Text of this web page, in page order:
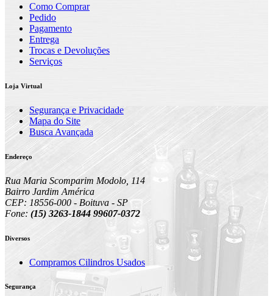
Como Comprar
Pedido
Pagamento
Entrega
Trocas e Devoluções
Serviços
Loja Virtual
Segurança e Privacidade
Mapa do Site
Busca Avançada
Endereço
Rua Maria Scomparim Modolo, 114
Bairro Jardim América
CEP: 18556-000 - Boituva - SP
Fone: (15) 3263-1844 99607-0372
Diversos
Compramos Cilindros Usados
Segurança